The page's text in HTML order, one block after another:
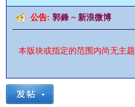
公告: 郭鋒 ~ 新浪微博
本版块或指定的范围内尚无主题